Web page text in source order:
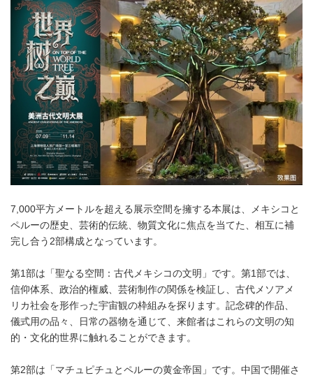
7,000平方メートルを超える展示空間を擁する本展は、メキシコと
ペルーの歴史、芸術的伝統、物質文化に焦点を当てた、相互に補
完し合う2部構成となっています。
第1部は「聖なる空間：古代メキシコの文明」です。第1部では、
信仰体系、政治的権威、芸術制作の関係を検証し、古代メソアメ
リカ社会を形作った宇宙観の枠組みを探ります。記念碑的作品、
儀式用の品々、日常の器物を通じて、来館者はこれらの文明の知
的・文化的世界に触れることができます。
第2部は「マチュピチュとペルーの黄金帝国」です。中国で開催さ